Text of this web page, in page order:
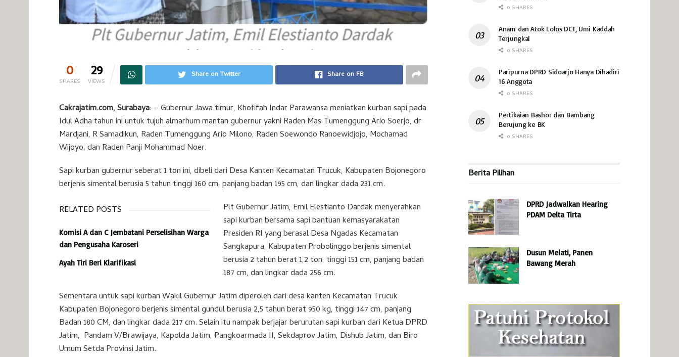
0
SHARES 29
VIEWS
Share on Twitter Share on FB
Cakrajatim.com, Surabaya: – Gubernur Jawa timur, Khofifah Indar Parawansa meniatkan kurban sapi pada
Idul Adha tahun ini untuk tujuh almarhum mantan gubernur yakni Raden Mas Tumenggung Ario Soerjo, dr
Mardjani, R Samadikun, Raden Tumenggung Ario Milono, Raden Soewondo Ranoewidjojo, Mochamad
Wijoyo, dan Raden Panji Mohammad Noer.
Sapi kurban gubernur seberat 1 ton ini, dibeli dari Desa Kanten Kecamatan Trucuk, Kabupaten Bojonegoro
berjenis simental berusia 5 tahun tinggi 160 cm, panjang badan 195 cm, dan lingkar dada 231 cm.
RELATED POSTS
Komisi A dan C Jembatani Perselisihan Warga
dan Pengusaha Karoseri
Ayah Tiri Beri Klarifikasi
Plt Gubernur Jatim, Emil Elestianto Dardak menyerahkan
sapi kurban bersama sapi bantuan kemasyarakatan
Presiden RI yang berasal Desa Ngadas Kecamatan
Sangkapura, Kabupaten Probolinggo berjenis simental
berusia 2 tahun berat 1,2 ton, tinggi 151 cm, panjang badan
187 cm, dan lingkar dada 256 cm.
Sementara untuk sapi kurban Wakil Gubernur Jatim diperoleh dari desa kanten Kecamatan Trucuk
Kabupaten Bojonegoro berjenis simental gundul berusia 2,5 tahun berat 950 kg, tinggi 147 cm, panjang
Badan 180 CM, dan lingkar dada 217 cm. Selain itu nampak berjajar berurutan sapi kurban dari Ketua DPRD
Jatim, Pandam V/Brawijaya, Kapolda Jatim, Pangkoarmada II, Sekdaprov Jatim, Dishub Jatim, dan Biro
Umum Setda Provinsi Jatim.
0 SHARES
Anam dan Atok Lolos DCT, Umi Kaddah
Terjungkal
0 SHARES
Paripurna DPRD Sidoarjo Hanya Dihadiri
16 Anggota
0 SHARES
Pertikaian Bashor dan Bambang
Berujung ke BK
0 SHARES
Berita Pilihan
DPRD Jadwalkan Hearing
PDAM Delta Tirta
Dusun Melati, Panen
Bawang Merah